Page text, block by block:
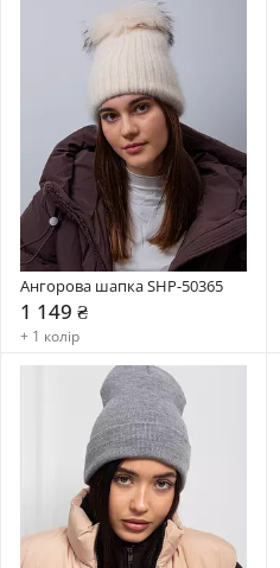
Ангорова шапка SHP-50365
1 149 ₴
+ 1 колір